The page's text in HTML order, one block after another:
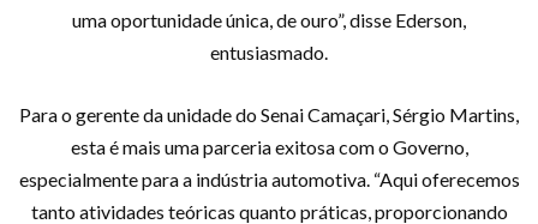
uma oportunidade única, de ouro”, disse Ederson,
entusiasmado.
Para o gerente da unidade do Senai Camaçari, Sérgio Martins,
esta é mais uma parceria exitosa com o Governo,
especialmente para a indústria automotiva. “Aqui oferecemos
tanto atividades teóricas quanto práticas, proporcionando